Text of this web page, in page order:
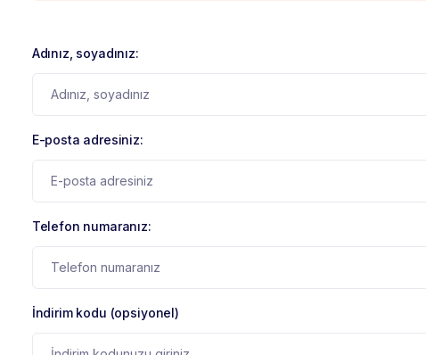
Adınız, soyadınız:
E-posta adresiniz:
Telefon numaranız:
İndirim kodu (opsiyonel)